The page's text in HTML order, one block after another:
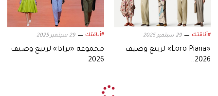
#أناقتك 29 سبتمبر 2025
«Loro Piana» لربيع وصيف
2026..
#أناقتك 29 سبتمبر 2025
مجموعة «برادا» لربيع وصيف
2026